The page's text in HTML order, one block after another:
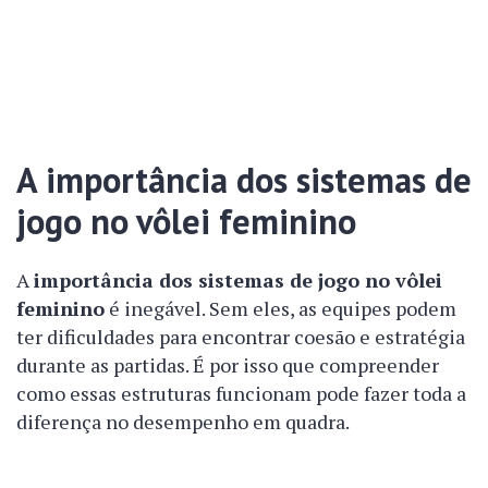
A importância dos sistemas de
jogo no vôlei feminino
Aimportância dos sistemas de jogo no vôlei
feminino é inegável. Sem eles, as equipes podem
ter dificuldades para encontrar coesão e estratégia
durante as partidas. É por isso que compreender
como essas estruturas funcionam pode fazer toda a
diferença no desempenho em quadra.